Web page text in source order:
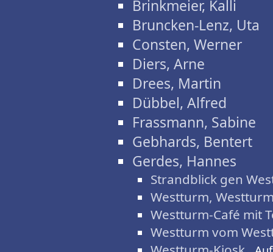
Brinkmeier, Kalli
Bruncken-Lenz, Uta
Consten, Werner
Diers, Arne
Drees, Martin
Dübbel, Alfred
Frassmann, Sabine
Gebhards, Bentert
Gerdes, Hannes
Strandblick gen
Westturm,
Westturm-Café mit
Westturm vom